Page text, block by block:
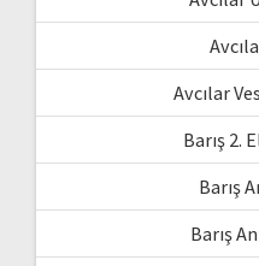
Avcılar
Barış 2.
Barış
Barış